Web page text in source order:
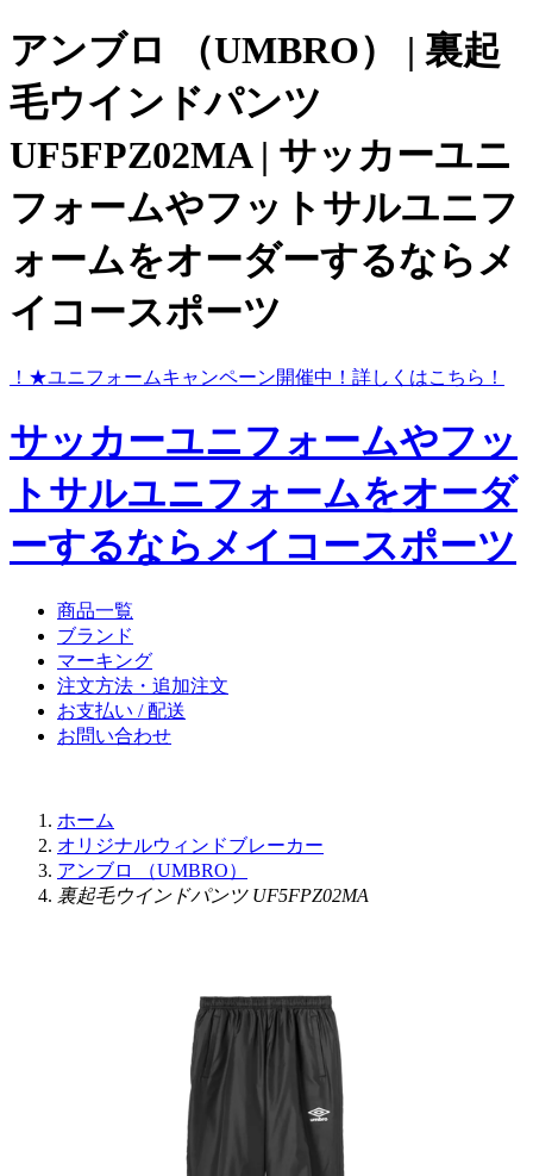
アンブロ （UMBRO） | 裏起
毛ウインドパンツ
UF5FPZ02MA | サッカーユニ
フォームやフットサルユニフ
ォームをオーダーするならメ
イコースポーツ
★ユニフォームキャンペーン開催中！ 詳しくはこちら！
サッカーユニフォームやフッ
トサルユニフォームをオーダ
ーするならメイコースポーツ
商品一覧
ブランド
マーキング
注文方法・追加注文
お支払い / 配送
お問い合わせ
ホーム
オリジナルウィンドブレーカー
アンブロ （UMBRO）
裏起毛ウインドパンツ UF5FPZ02MA